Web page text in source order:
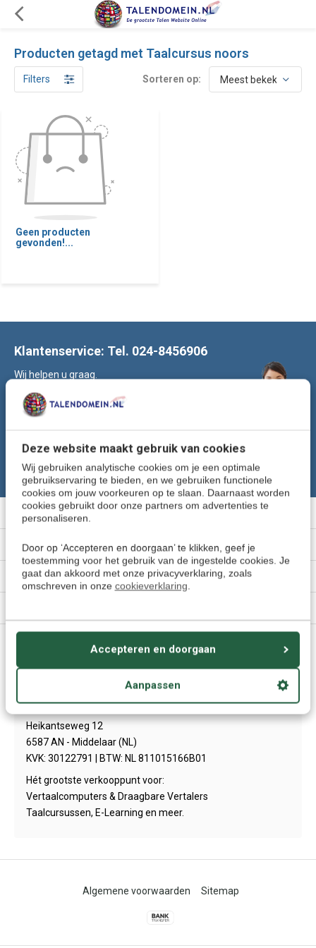
Deze website maakt gebruik van cookies
Wij gebruiken analytische cookies om je een optimale
gebruikservaring te bieden, en we gebruiken functionele
cookies om jouw voorkeuren op te slaan. Daarnaast worden
cookies gebruikt door onze partners om advertenties te
personaliseren.
Door op ‘Accepteren en doorgaan’ te klikken, geef je
toestemming voor het gebruik van de ingestelde cookies. Je
gaat dan akkoord met onze privacyverklaring, zoals
omschreven in onze cookieverklaring.
Accepteren en doorgaan
Aanpassen
Producten getagd met Taalcursus noors
Filters Sorteren op:
Geen producten
gevonden!...
Klantenservice: Tel. 024-8456906
Wij helpen u graag.
klantenservice@talendomein.nl
Volg ons
Meer informatie
Klantenservice
Mijn account
Talendomein.NL + BE
Heikantseweg 12
6587 AN - Middelaar (NL)
KVK: 30122791 | BTW: NL 811015166B01
Hét grootste verkooppunt voor:
Vertaalcomputers & Draagbare Vertalers
Taalcursussen, E-Learning en meer.
Algemene voorwaarden Sitemap